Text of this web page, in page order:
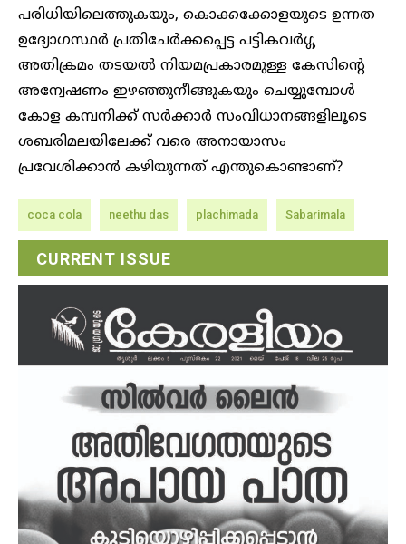
പരിധിയിലെത്തുകയും, കൊക്കക്കോളയുടെ ഉന്നത
ഉദ്യോഗസ്ഥര്‍ പ്രതിചേര്‍ക്കപ്പെട്ട പട്ടികവര്‍ഗ്ഗ
അതിക്രമം തടയല്‍ നിയമപ്രകാരമുള്ള കേസിന്റെ
അന്വേഷണം ഇഴഞ്ഞുനീങ്ങുകയും ചെയ്യുമ്പോള്‍
കോള കമ്പനിക്ക് സര്‍ക്കാര്‍ സംവിധാനങ്ങളിലൂടെ
ശബരിമലയിലേക്ക് വരെ അനായാസം
പ്രവേശിക്കാന്‍ കഴിയുന്നത് എന്തുകൊണ്ടാണ്?
coca cola neethu das plachimada Sabarimala
CURRENT ISSUE